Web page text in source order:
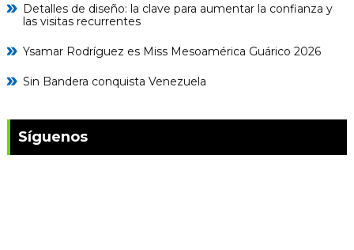
Detalles de diseño: la clave para aumentar la confianza y
las visitas recurrentes
Ysamar Rodríguez es Miss Mesoamérica Guárico 2026
Sin Bandera conquista Venezuela
Síguenos